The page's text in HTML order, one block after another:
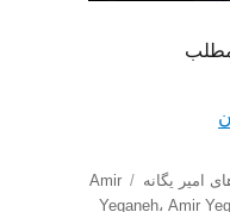
مطلب
امیر یگانه برچسب‌ها
Amir
Yeganeh، Amir